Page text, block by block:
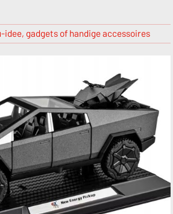
idee, gadgets of handige accessoires